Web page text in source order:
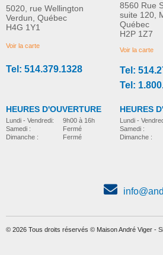
5020, rue Wellington
Verdun, Québec
H4G 1Y1
Voir la carte
Tel: 514.379.1328
HEURES D'OUVERTURE
Lundi - Vendredi:
Samedi :
Dimanche :
9h00 à 16h
Fermé
Fermé
8560 Rue
suite 120,
Québec
H2P 1Z7
Voir la carte
Tel:
Tel:
HEURES
Lundi -
Samedi :
Dimanche :
© 2026 Tous droits réservés © Maison André Viger -